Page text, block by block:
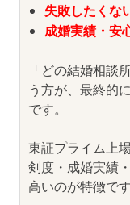
失敗したくな
成婚実績・安
「どの結婚相談
う方が、最終的
です。
東証プライム上
剣度・成婚実績
高いのが特徴です